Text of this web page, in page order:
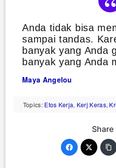
Anda tidak bisa
sampai tandas.
banyak yang Anda
banyak yang Anda
Maya Angelou
Topics: Etos Kerja, Kerj Keras,
Share